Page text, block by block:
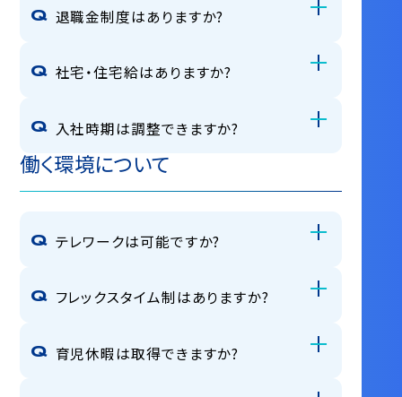
退職金制度はありますか?
社宅・住宅給はありますか?
入社時期は調整できますか?
働く環境について
テレワークは可能ですか?
フレックスタイム制はありますか?
育児休暇は取得できますか?